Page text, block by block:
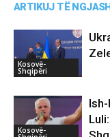
ARTIKUJ TË
Kosovë-
Shqipëri
Kosovë-